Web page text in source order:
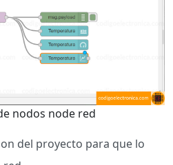
nodos node red
del proyecto para que lo